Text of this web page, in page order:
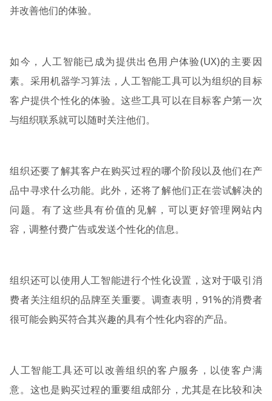
并改善他们的体验。
如今，人工智能已成为提供出色用户体验(UX)的主要因
素。采用机器学习算法，人工智能工具可以为组织的目标
客户提供个性化的体验。这些工具可以在目标客户第一次
与组织联系就可以随时关注他们。
组织还要了解其客户在购买过程的哪个阶段以及他们在产
品中寻求什么功能。此外，还将了解他们正在尝试解决的
问题。有了这些具有价值的见解，可以更好管理网站内
容，调整付费广告或发送个性化的信息。
组织还可以使用人工智能进行个性化设置，这对于吸引消
费者关注组织的品牌至关重要。调查表明，91%的消费者
很可能会购买符合其兴趣的具有个性化内容的产品。
人工智能工具还可以改善组织的客户服务，以使客户满
意。这也是购买过程的重要组成部分，尤其是在比较和决